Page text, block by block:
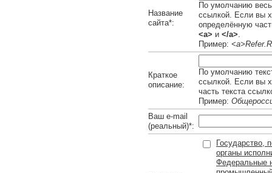
Название
сайта*:
По умолчанию
ссылкой. Если вы
определённую
<a> и </a>.
Пример:
Краткое
описание:
По умолчанию
ссылкой. Если вы
часть текста
Пример:
Ваш e-mail
(реальный)*:
Государство,
органы
Федеральные